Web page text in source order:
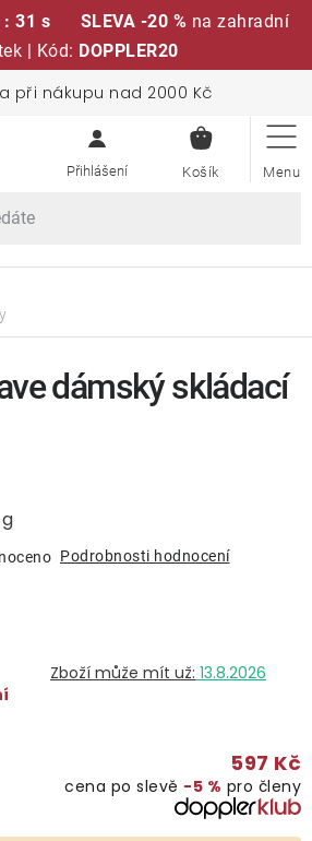
: 30 s SLEVA -20 % na zahradní
| Kód: DOPPLER20
při nákupu nad 2000 Kč
KOŠÍK
Podrobnosti hodnocení
13.8.2026
597 Kč
cena po slevě −5 % pro členy
dámský skládací